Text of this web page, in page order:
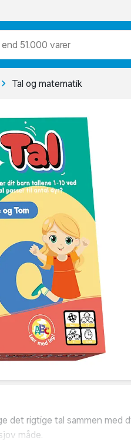
51.000 varer
Tal og matematik
det rigtige tal sammen med
måde.